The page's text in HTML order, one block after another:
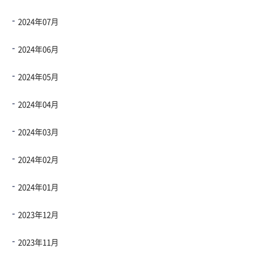
2024年07月
2024年06月
2024年05月
2024年04月
2024年03月
2024年02月
2024年01月
2023年12月
2023年11月